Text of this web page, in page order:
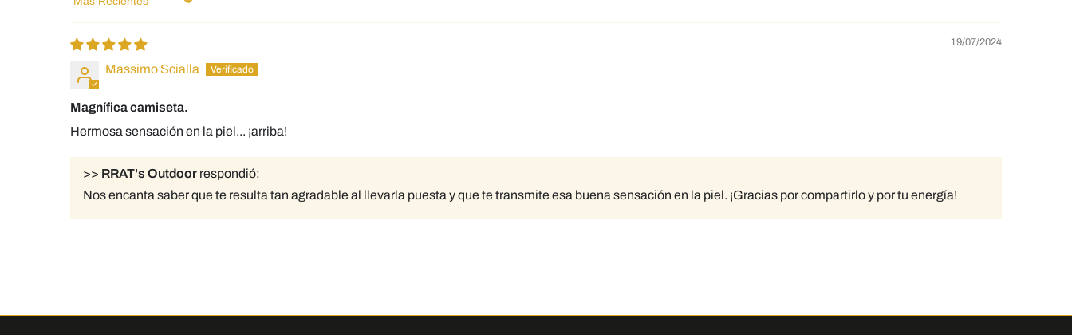
Sort by
19/07/2024
Massimo Scialla
Magnífica camiseta.
Hermosa sensación en la piel... ¡arriba!
>> RRAT's Outdoor respondió:
Nos encanta saber que te resulta tan agradable al llevarla puesta y que te transmite esa buena sensación en la piel. ¡Gracias por compartirlo y por tu energía!